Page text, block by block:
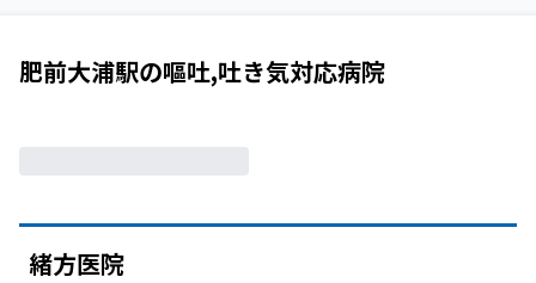
肥前大浦駅の嘔吐,吐き気対応病院
緒方医院